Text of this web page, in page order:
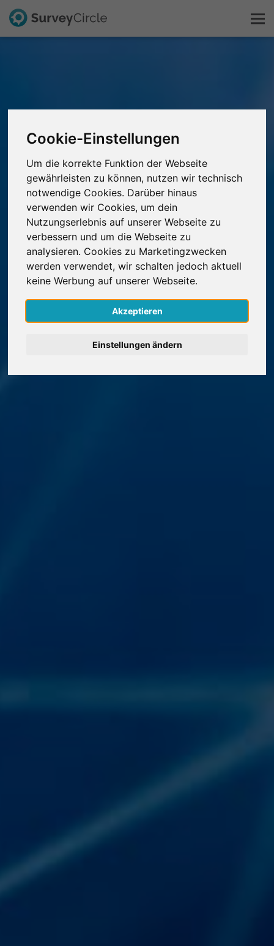
Cookie-Einstellungen
Um die korrekte Funktion der Webseite
gewährleisten zu können, nutzen wir technisch
notwendige Cookies. Darüber hinaus
verwenden wir Cookies, um dein
Nutzungserlebnis auf unserer Webseite zu
verbessern und um die Webseite zu
analysieren. Cookies zu Marketingzwecken
werden verwendet, wir schalten jedoch aktuell
keine Werbung auf unserer Webseite.
Akzeptieren
Einstellungen ändern
Forschung entdecken
FAQ
Kostenlos registrieren
Anmelden
English
Nederlands